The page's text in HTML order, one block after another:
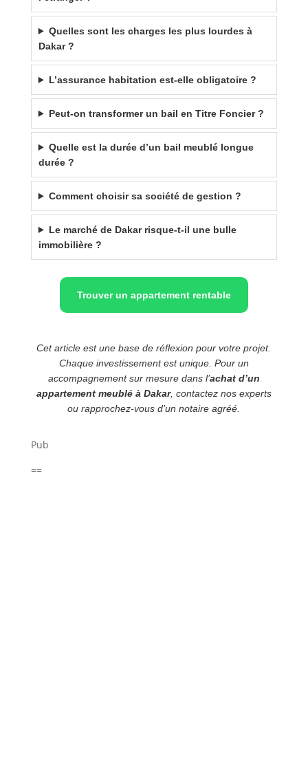
Quelles sont les charges les plus lourdes à
Dakar ?
L’assurance habitation est-elle obligatoire ?
Peut-on transformer un bail en Titre Foncier ?
Quelle est la durée d’un bail meublé longue
durée ?
Comment choisir sa société de gestion ?
Le marché de Dakar risque-t-il une bulle
immobilière ?
Trouver un appartement rentable
Cet article est une base de réflexion pour votre projet.
Chaque investissement est unique. Pour un
accompagnement sur mesure dans l’achat d’un
appartement meublé à Dakar, contactez nos experts
ou rapprochez-vous d’un notaire agréé.
Pub
==